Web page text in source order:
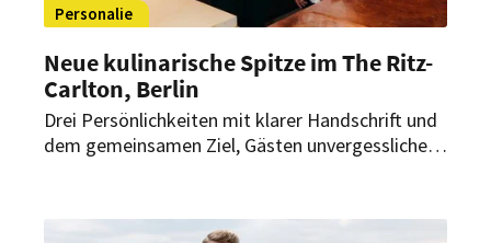
Personalie
Neue kulinarische Spitze im The Ritz-
Carlton, Berlin
Drei Persönlichkeiten mit klarer Handschrift und
dem gemeinsamen Ziel, Gästen unvergessliche
kulinarische Spitze für Geschmack, Handwerk